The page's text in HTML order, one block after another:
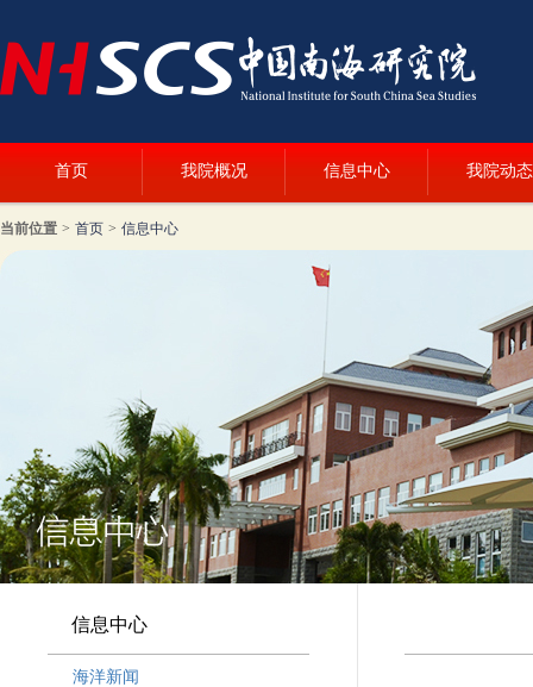
首页 我院概况 信息中心 我院动态
当前位置 > 首页 > 信息中心
信息中心
海洋新闻